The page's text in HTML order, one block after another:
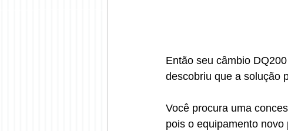
Então seu câmbio
descobriu que a solução
Você procura uma
pois o equipamento